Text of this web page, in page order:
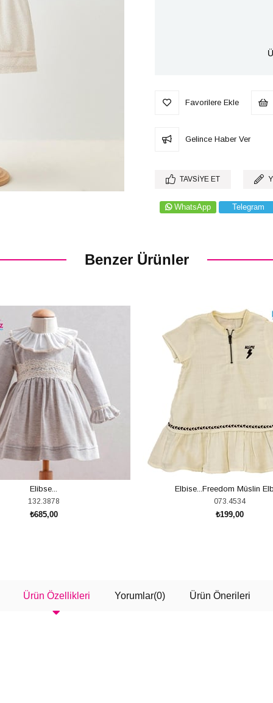
Favorilere Ekle
Gelince Haber Ver
TAVSIYE ET
WhatsApp Telegram
Benzer Ürünler
Elibse...
132.3878
₺685,00
Elbise...Freedom Müslin
073.4534
₺199,00
Ürün Özellikleri Yorumlar(0) Ürün Önerileri